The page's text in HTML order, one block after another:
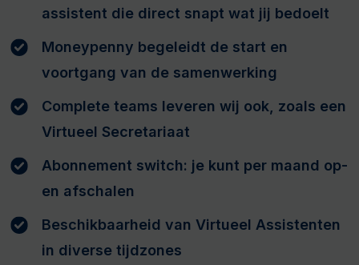
assistent die direct snapt wat jij bedoelt
Moneypenny begeleidt de start en
voortgang van de samenwerking
Complete teams leveren wij ook, zoals een
Virtueel Secretariaat
Abonnement switch: je kunt per maand op-
en afschalen
Beschikbaarheid van Virtueel Assistenten
in diverse tijdzones